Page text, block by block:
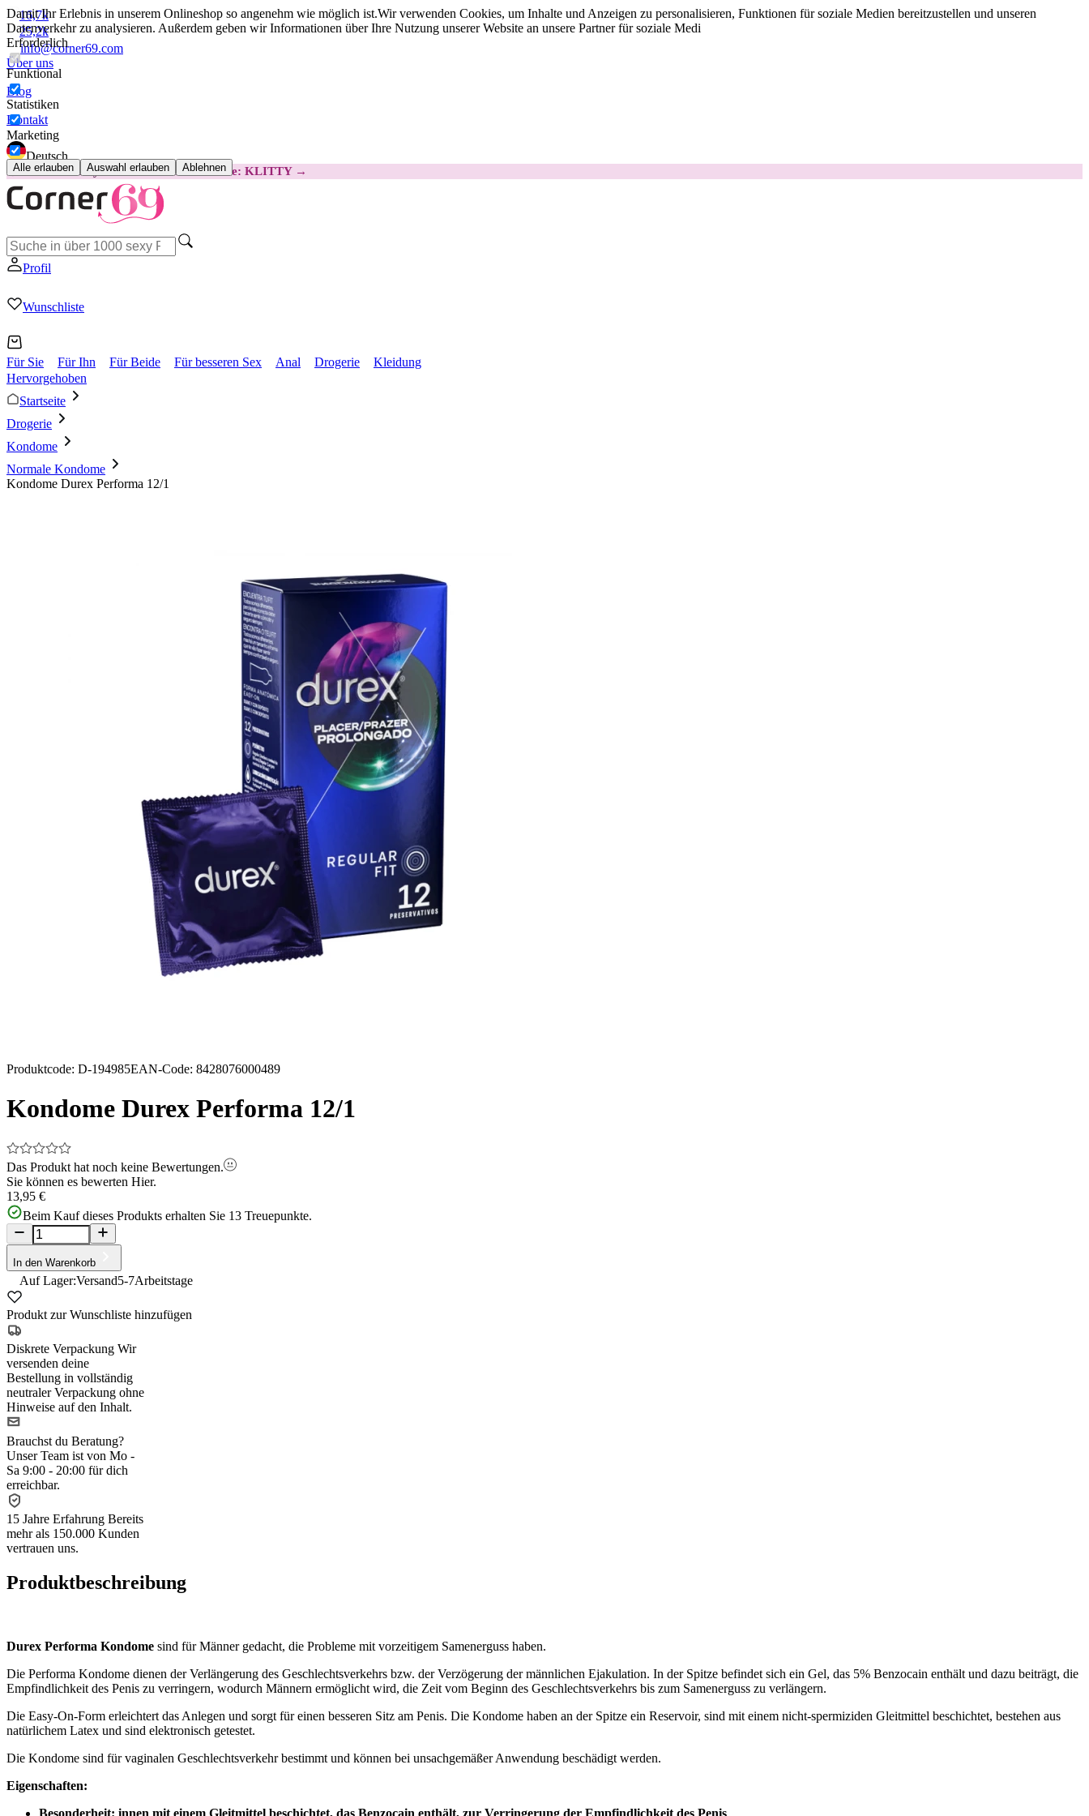
Damit Ihr Erlebnis in unserem Onlineshop so angenehm wie möglich ist.Wir verwenden Cookies, um Inhalte und Anzeigen zu personalisieren, Funktionen für soziale Medien bereitzustellen und unseren
Datenverkehr zu analysieren. Außerdem geben wir Informationen über Ihre Nutzung unserer Website an unsere Partner für soziale Medi
Erforderlich
Funktional
Statistiken
Marketing
Alle erlauben Auswahl erlauben Ablehnen
16,7k
25,2k
info@corner69.com
Über uns
Blog
Kontakt
Deutsch
😽Svakom Klitty: 15 € GÜNSTIGERCode: KLITTY →
Profil
Wunschliste
Für Sie Für Ihn Für Beide Für besseren Sex Anal Drogerie
Kleidung
Hervorgehoben
Startseite
Drogerie
Kondome
Normale Kondome
Kondome Durex Performa 12/1
Produktcode: D-194985EAN-Code: 8428076000489
Kondome Durex Performa 12/1
Das Produkt hat noch keine Bewertungen.
Sie können es bewerten Hier.
13,95 €
Beim Kauf dieses Produkts erhalten Sie 13 Treuepunkte.
In den Warenkorb
Auf Lager:Versand5-7Arbeitstage
Produkt zur Wunschliste hinzufügen
Diskrete Verpackung Wir
versenden deine
Bestellung in vollständig
neutraler Verpackung ohne
Hinweise auf den Inhalt.
Brauchst du Beratung?
Unser Team ist von Mo -
Sa 9:00 - 20:00 für dich
erreichbar.
15 Jahre Erfahrung Bereits
mehr als 150.000 Kunden
vertrauen uns.
Produktbeschreibung
Durex Performa Kondome sind für Männer gedacht, die Probleme mit vorzeitigem Samenerguss haben.
Die Performa Kondome dienen der Verlängerung des Geschlechtsverkehrs bzw. der Verzögerung der männlichen Ejakulation. In der Spitze befindet sich ein Gel, das 5% Benzocain enthält und dazu beiträgt, die
Empfindlichkeit des Penis zu verringern, wodurch Männern ermöglicht wird, die Zeit vom Beginn des Geschlechtsverkehrs bis zum Samenerguss zu verlängern.
Die Easy-On-Form erleichtert das Anlegen und sorgt für einen besseren Sitz am Penis. Die Kondome haben an der Spitze ein Reservoir, sind mit einem nicht-spermiziden Gleitmittel beschichtet, bestehen aus
natürlichem Latex und sind elektronisch getestet.
Die Kondome sind für vaginalen Geschlechtsverkehr bestimmt und können bei unsachgemäßer Anwendung beschädigt werden.
Eigenschaften:
Besonderheit: innen mit einem Gleitmittel beschichtet, das Benzocain enthält, zur Verringerung der Empfindlichkeit des Penis